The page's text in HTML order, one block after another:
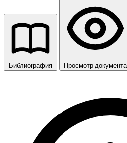
Библиография Просмотр документа